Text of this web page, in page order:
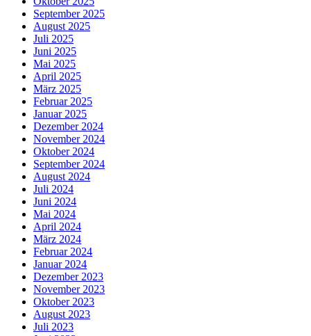
September 2025
August 2025
Juli 2025
Juni 2025
Mai 2025
April 2025
März 2025
Februar 2025
Januar 2025
Dezember 2024
November 2024
Oktober 2024
September 2024
August 2024
Juli 2024
Juni 2024
Mai 2024
April 2024
März 2024
Februar 2024
Januar 2024
Dezember 2023
November 2023
Oktober 2023
August 2023
Juli 2023